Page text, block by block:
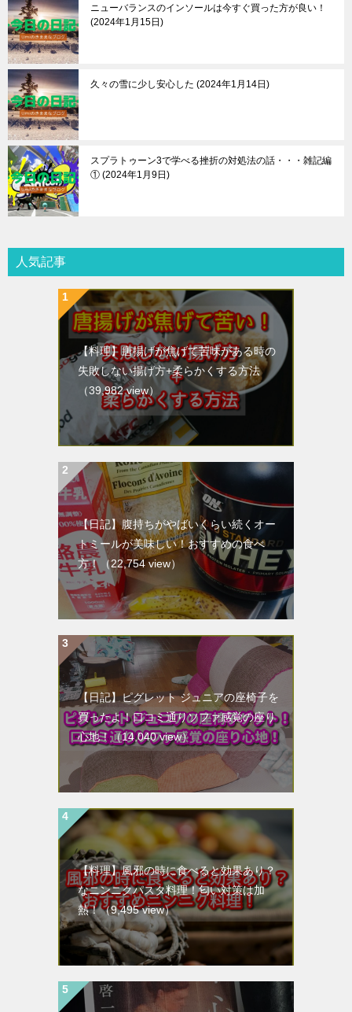
ニューバランスのインソールは今すぐ買った方が良い！
2024年1月15日
久々の雪に少し安心した 2024年1月14日
スプラトゥーン3で学べる挫折の対処法の話・・・雑記編
① 2024年1月9日
人気記事
【料理】唐揚げが焦げて苦味がある時の
失敗しない揚げ方+柔らかくする方法
（39,982 view）
【日記】腹持ちがやばいくらい続くオー
トミールが美味しい！おすすめの食べ
方！
（22,754 view）
【日記】ピグレット ジュニアの座椅子を
買ったよ！口コミ通りソファ感覚の座り
心地！（14,040 view）
【料理】風邪の時に食べると効果あり？
なニンニクパスタ料理！匂い対策は加
熱！（9,495 view）